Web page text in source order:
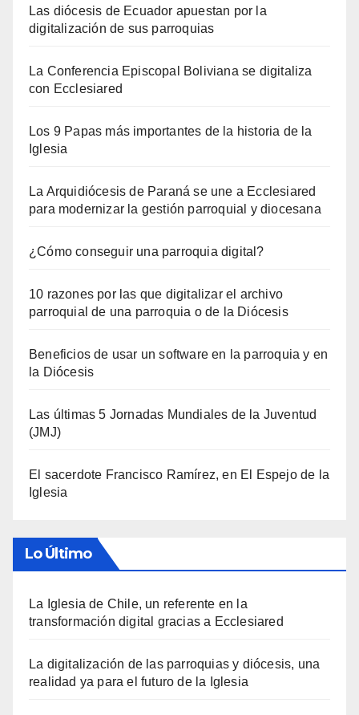
Las diócesis de Ecuador apuestan por la
digitalización de sus parroquias
La Conferencia Episcopal Boliviana se digitaliza
con Ecclesiared
Los 9 Papas más importantes de la historia de la
Iglesia
La Arquidiócesis de Paraná se une a Ecclesiared
para modernizar la gestión parroquial y diocesana
¿Cómo conseguir una parroquia digital?
10 razones por las que digitalizar el archivo
parroquial de una parroquia o de la Diócesis
Beneficios de usar un software en la parroquia y en
la Diócesis
Las últimas 5 Jornadas Mundiales de la Juventud
(JMJ)
El sacerdote Francisco Ramírez, en El Espejo de la
Iglesia
Lo Último
La Iglesia de Chile, un referente en la
transformación digital gracias a Ecclesiared
La digitalización de las parroquias y diócesis, una
realidad ya para el futuro de la Iglesia